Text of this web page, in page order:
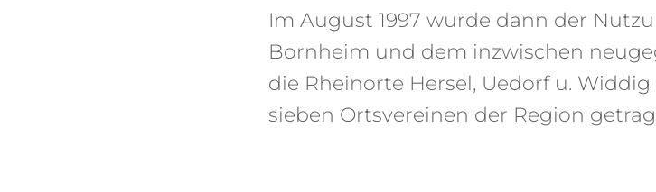
Im August 1997 wurde dann der
Bornheim und dem inzwischen
die Rheinorte Hersel, Uedorf u. Widdig
sieben Ortsvereinen der Region